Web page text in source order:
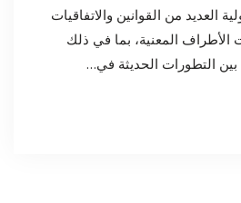
العديد من القوانين والاتفاقيات
الأطراف المعنية، بما في ذلك
بين التطورات الحديثة في…